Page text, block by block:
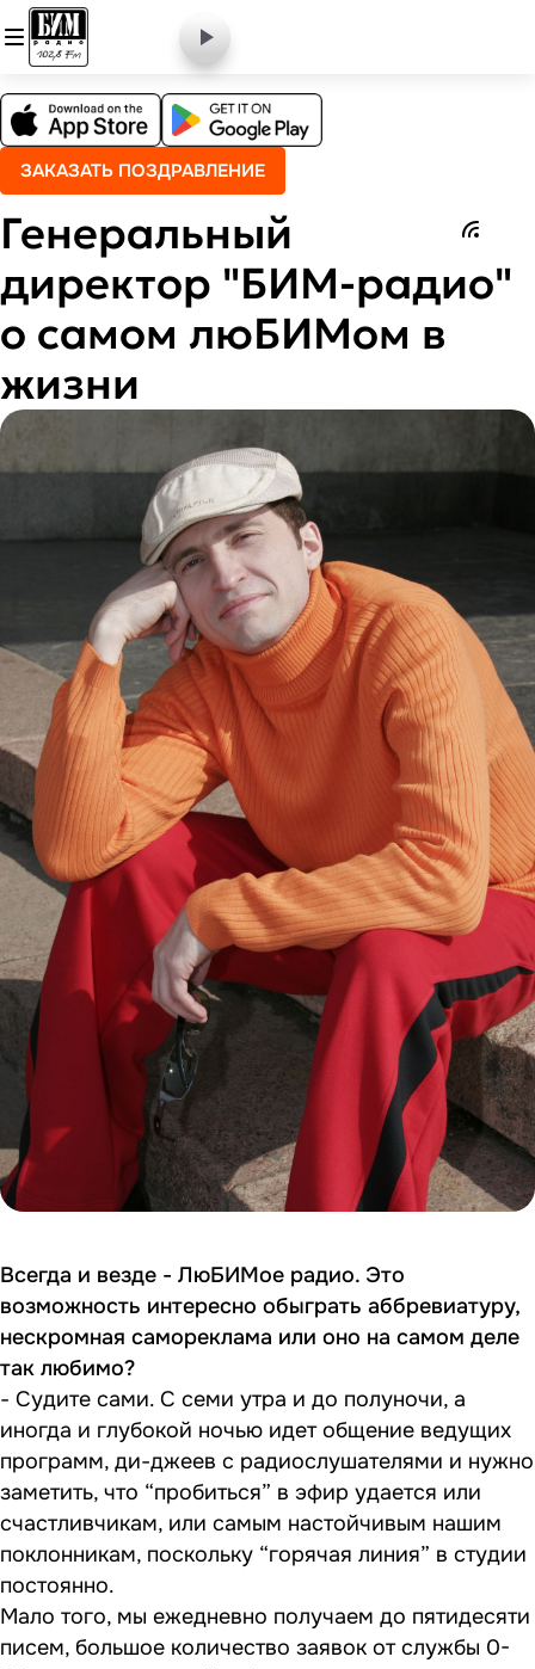
ЗАКАЗАТЬ ПОЗДРАВЛЕНИЕ
Генеральный
директор "БИМ-радио"
о самом люБИМом в
жизни
Всегда и везде - ЛюБИМое радио. Это
возможность интересно обыграть аббревиатуру,
нескромная самореклама или оно на самом деле
так любимо?
- Судите сами. С семи утра и до полуночи, а
иногда и глубокой ночью идет общение ведущих
программ, ди-джеев с радиослушателями и нужно
заметить, что “пробиться” в эфир удается или
счастливчикам, или самым настойчивым нашим
поклонникам, поскольку “горячая линия” в студии
постоянно.
Мало того, мы ежедневно получаем до пятидесяти
писем, большое количество заявок от службы 0-